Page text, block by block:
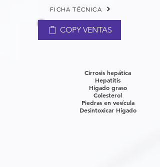
FICHA TÉCNICA
COPY VENTAS
Cirrosis hepática
Hepatitis
Hígado graso
Colesterol
Piedras en vesícula
Desintoxicar Hígado